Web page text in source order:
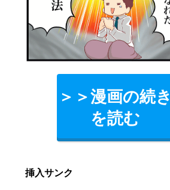
＞＞漫画の続き
を読む
挿入サンク